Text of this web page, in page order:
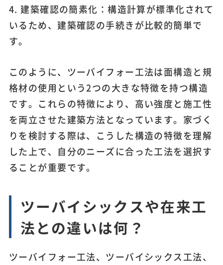
4. 建築確認の簡素化：構造計算が標準化されて
いるため、建築確認の手続きが比較的簡単で
す。
このように、ツーバイフォー工法は面構造と規
格材の使用という2つの大きな特徴を持つ構造
です。これらの特徴により、高い強度と施工性
を両立させた建築方法となっています。家づく
りを検討する際は、こうした構造の特徴を理解
した上で、自分のニーズに合った工法を選択す
ることが重要です。
ツーバイシックスや在来工
法との違いは何？
ツーバイフォー工法、ツーバイシックス工法、